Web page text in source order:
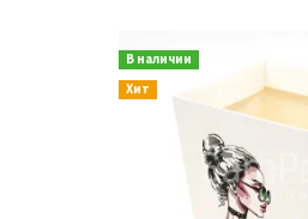
В наличии
Хит